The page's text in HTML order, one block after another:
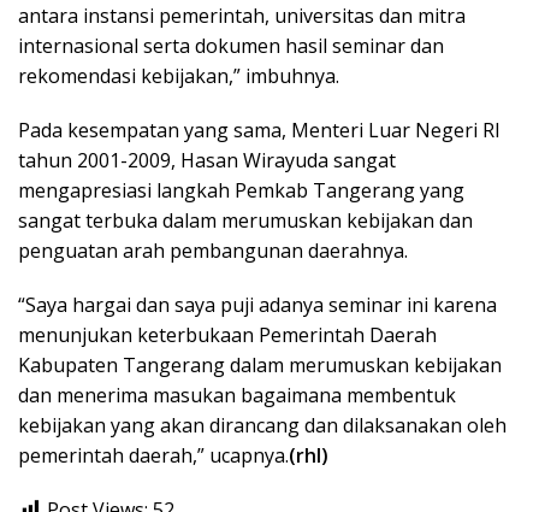
antara instansi pemerintah, universitas dan mitra
internasional serta dokumen hasil seminar dan
rekomendasi kebijakan,” imbuhnya.
Pada kesempatan yang sama, Menteri Luar Negeri RI
tahun 2001-2009, Hasan Wirayuda sangat
mengapresiasi langkah Pemkab Tangerang yang
sangat terbuka dalam merumuskan kebijakan dan
penguatan arah pembangunan daerahnya.
“Saya hargai dan saya puji adanya seminar ini karena
menunjukan keterbukaan Pemerintah Daerah
Kabupaten Tangerang dalam merumuskan kebijakan
dan menerima masukan bagaimana membentuk
kebijakan yang akan dirancang dan dilaksanakan oleh
pemerintah daerah,” ucapnya.(rhl)